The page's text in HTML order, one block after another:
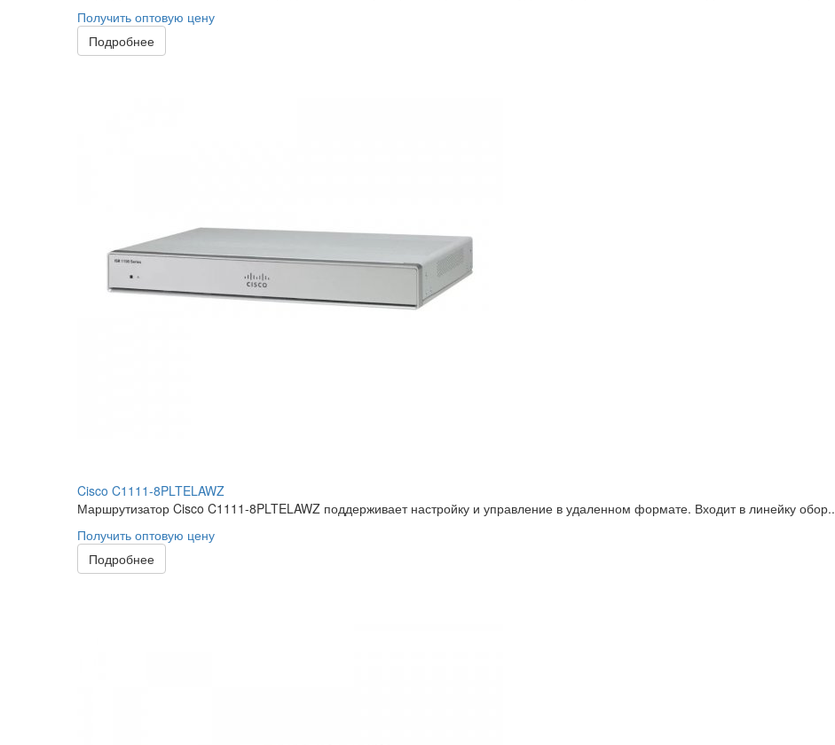
Получить оптовую цену
Подробнее
Cisco C1111-8PLTELAWZ
Маршрутизатор Cisco C1111-8PLTELAWZ поддерживает настройку и управление в удаленном формате. Входит в линейку обор..
Получить оптовую цену
Подробнее